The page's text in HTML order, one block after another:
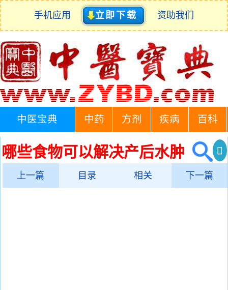
手机应用 立即下载 资助我们
中医宝典 中药 方剂 疾病 百科
哪些食物可以解决产后水肿
上一篇 目录 相关 下一篇